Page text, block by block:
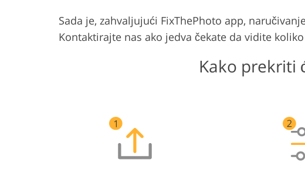
Sada je, zahvaljujući FixThePhoto app,
Kontaktirajte nas ako jedva čekate da vidite
Kako prekriti